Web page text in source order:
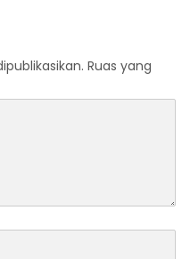
Awards 2026
Ruas yang